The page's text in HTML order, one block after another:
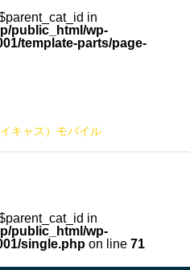
in
public_html/wp-
template-parts/page-
キャス）モバイル
in
public_html/wp-
single.php on line 71